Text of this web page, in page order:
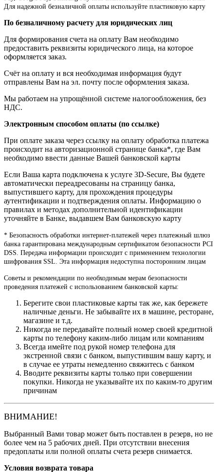
Для надежной безналичной оплаты используйте пластиковую карту
По безналичному расчету для юридических лиц
Для формирования счета на оплату Вам необходимо
предоставить реквизиты юридического лица, на которое
оформляется заказ.
Счёт на оплату и вся необходимая информация будут
отправлены Вам на эл. почту после оформления заказа.
Мы работаем на упрощённой системе налогообложения, без
НДС.
Электронным способом оплаты (по ссылке)
При оплате заказа через ссылку на оплату обработка платежа
происходит на авторизационной странице банка*, где Вам
необходимо ввести данные Вашей банковской карты
Если Ваша карта подключена к услуге 3D-Secure, Вы будете
автоматически переадресованы на страницу банка,
выпустившего карту, для прохождения процедуры
аутентификации и подтверждения оплаты. Информацию о
правилах и методах дополнительной идентификации
уточняйте в Банке, выдавшем Вам банковскую карту
* Безопасность обработки интернет-платежей через платежный шлюз
банка гарантирована международным сертификатом безопасности PCI
DSS. Передача информации происходит с применением технологии
шифрования SSL. Эта информация недоступна посторонним лицам
Советы и рекомендации по необходимым мерам безопасности
проведения платежей с использованием банковской карты:
Берегите свои пластиковые карты так же, как бережете
наличные деньги. Не забывайте их в машине, ресторане,
магазине и т.д.
Никогда не передавайте полный номер своей кредитной
карты по телефону каким-либо лицам или компаниям
Всегда имейте под рукой номер телефона для
экстренной связи с банком, выпустившим вашу карту, и
в случае ее утраты немедленно свяжитесь с банком
Вводите реквизиты карты только при совершении
покупки. Никогда не указывайте их по каким-то другим
причинам
ВНИМАНИЕ!
Выбранный Вами товар может быть поставлен в резерв, но не
более чем на 5 рабочих дней. При отсутствии внесения
предоплаты или полной оплаты счета резерв снимается.
Условия возврата товара